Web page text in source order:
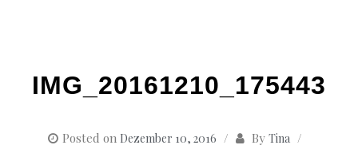
IMG_20161210_175443
Posted on Dezember 10, 2016 By Tina